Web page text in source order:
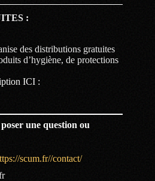
:
des distributions gratuites
d’hygiène, de protections
ICI :
une question ou
scum.fr//contact/